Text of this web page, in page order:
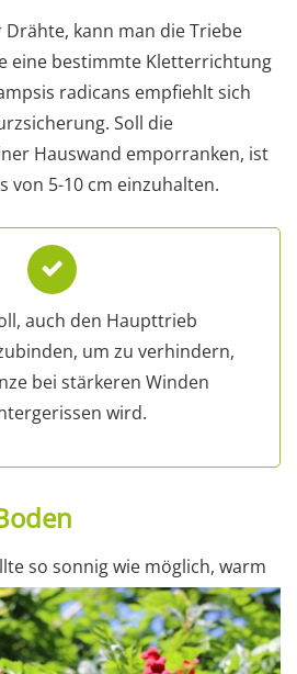
kann man die Triebe
eine bestimmte Kletterrichtung
radicans empfiehlt sich
Soll die
Hauswand emporranken, ist
von 5-10 cm einzuhalten.
auch den Haupttrieb
um zu verhindern,
bei stärkeren Winden
wird.
so sonnig wie möglich, warm